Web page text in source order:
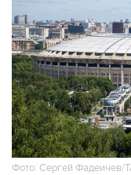
Фото: Сергей Фадеичев/
Москва. 9